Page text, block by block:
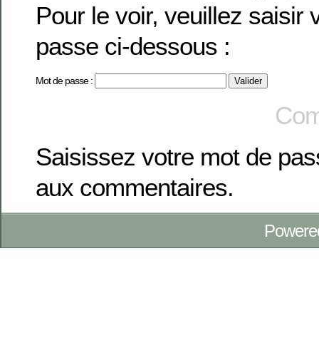
Pour le voir, veuillez saisir
passe ci-dessous :
Mot de passe :
Saisissez votre mot de
aux commentaires.